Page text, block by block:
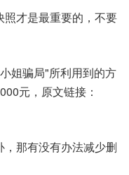
才是最重要的，不要
姐骗局"所利用到的方
元，原文链接：
那有没有办法减少删